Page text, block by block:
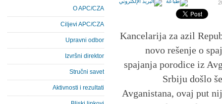
Kancelarija za azil
novo rešenje o
spajanja porodice iz
Srbiju došlo
Avganistana, ovaj put
O APC/CZA
Ciljevi APC/CZA
Upravni odbor
Izvršni direktor
Stručni savet
Aktivnosti i rezultati